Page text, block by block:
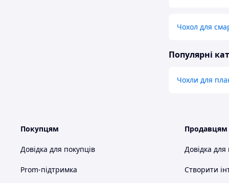
Чохол для
Популярні
Чохли для
Покупцям
Довідка для покупців
Prom-підтримка
Продавцям
Довідка для
Створити